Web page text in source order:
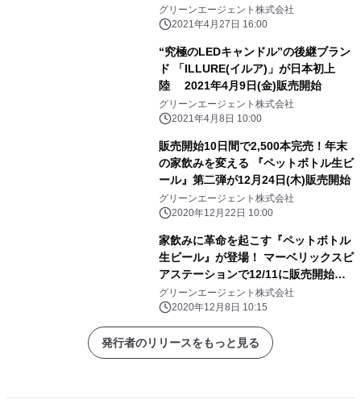
に先行発売
グリーンエージェント株式会社
2021年4月27日 16:00
“究極のLEDキャンドル”の後継ブラン
ド 「ILLURE(イルア)」が日本初上
陸 2021年4月9日(金)販売開始
グリーンエージェント株式会社
2021年4月8日 10:00
販売開始10日間で2,500本完売！年末
の家飲みを変える 『ペットボトル生ビ
ール』第二弾が12月24日(木)販売開始
グリーンエージェント株式会社
2020年12月22日 10:00
家飲みに革命を起こす『ペットボトル
生ビール』が登場！ マーベリックスビ
アステーションで12/11に販売開始
～純粋令生ビールが自宅で楽しめる！
～
グリーンエージェント株式会社
2020年12月8日 10:15
発行者のリリースをもっと見る